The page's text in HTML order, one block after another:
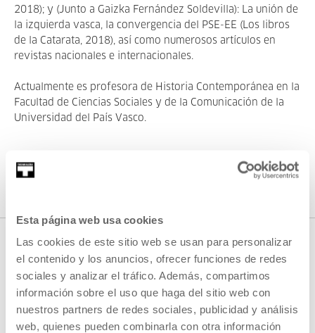
Esta página web usa cookies
Las cookies de este sitio web se usan para personalizar
el contenido y los anuncios, ofrecer funciones de redes
sociales y analizar el tráfico. Además, compartimos
información sobre el uso que haga del sitio web con
nuestros partners de redes sociales, publicidad y análisis
web, quienes pueden combinarla con otra información
2018); y (Junto a Gaizka Fernández Soldevilla): La unión de
la izquierda vasca, la convergencia del PSE-EE (Los libros
de la Catarata, 2018), así como numerosos artículos en
revistas nacionales e internacionales.
Actualmente es profesora de Historia Contemporánea en la
Facultad de Ciencias Sociales y de la Comunicación de la
Universidad del País Vasco.